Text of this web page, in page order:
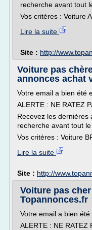
recherche avant tout
Vos critères : Voiture
Lire la suite
Site : http://
Voiture pas
annonces achat
Votre email a bien été
ALERTE : NE RATEZ
Recevez les dernières
recherche avant tout
Vos critères : Voiture
Lire la suite
Site : http://
Voiture pas
Topannonces.fr
Votre email a bien
ALERTE : NE RATEZ